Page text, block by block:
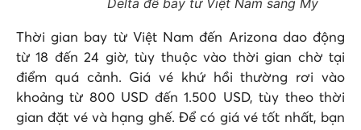
Thời gian bay từ Việt Nam đến Arizona dao động
từ 18 đến 24 giờ, tùy thuộc vào thời gian chờ tại
điểm quá cảnh. Giá vé khứ hồi thường rơi vào
khoảng từ 800 USD đến 1.500 USD, tùy theo thời
gian đặt vé và hạng ghế. Để có giá vé tốt nhất, bạn